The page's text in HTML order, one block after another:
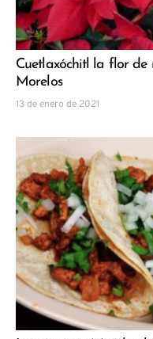
Cuetlaxóchitl la flor de
Morelos
13 de enero de 2021